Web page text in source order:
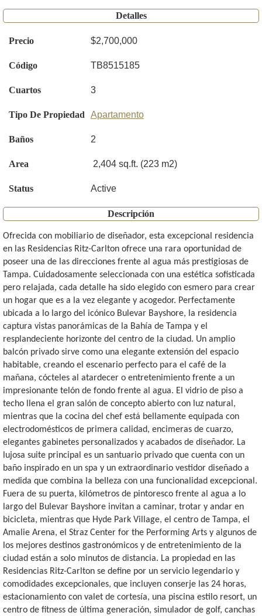
Detalles
Precio $2,700,000
Código TB8515185
Cuartos 3
Tipo De Propiedad Apartamento
Baños 2
Area 2,404 sq.ft. (223 m2)
Status Active
Descripción
Ofrecida con mobiliario de diseñador, esta excepcional residencia
en las Residencias Ritz-Carlton ofrece una rara oportunidad de
poseer una de las direcciones frente al agua más prestigiosas de
Tampa. Cuidadosamente seleccionada con una estética sofisticada
pero relajada, cada detalle ha sido elegido con esmero para crear
un hogar que es a la vez elegante y acogedor. Perfectamente
ubicada a lo largo del icónico Bulevar Bayshore, la residencia
captura vistas panorámicas de la Bahía de Tampa y el
resplandeciente horizonte del centro de la ciudad. Un amplio
balcón privado sirve como una elegante extensión del espacio
habitable, creando el escenario perfecto para el café de la
mañana, cócteles al atardecer o entretenimiento frente a un
impresionante telón de fondo frente al agua. El vidrio de piso a
techo llena el gran salón de concepto abierto con luz natural,
mientras que la cocina del chef está bellamente equipada con
electrodomésticos de primera calidad, encimeras de cuarzo,
elegantes gabinetes personalizados y acabados de diseñador. La
lujosa suite principal es un santuario privado que cuenta con un
baño inspirado en un spa y un extraordinario vestidor diseñado a
medida que combina la belleza con una funcionalidad excepcional.
Fuera de su puerta, kilómetros de pintoresco frente al agua a lo
largo del Bulevar Bayshore invitan a caminar, trotar y andar en
bicicleta, mientras que Hyde Park Village, el centro de Tampa, el
Amalie Arena, el Straz Center for the Performing Arts y algunos de
los mejores destinos gastronómicos y de entretenimiento de la
ciudad están a solo minutos de distancia. La propiedad en las
Residencias Ritz-Carlton se define por un servicio legendario y
comodidades excepcionales, que incluyen conserje las 24 horas,
estacionamiento con valet de cortesía, una piscina estilo resort, un
centro de fitness de última generación, simulador de golf, canchas